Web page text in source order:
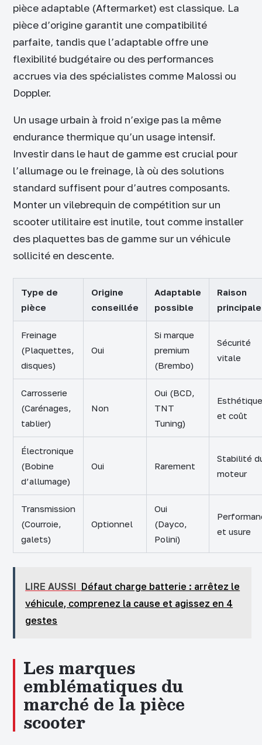
pièce adaptable (Aftermarket) est classique. La
pièce d’origine garantit une compatibilité
parfaite, tandis que l’adaptable offre une
flexibilité budgétaire ou des performances
accrues via des spécialistes comme Malossi ou
Doppler.
Un usage urbain à froid n’exige pas la même
endurance thermique qu’un usage intensif.
Investir dans le haut de gamme est crucial pour
l’allumage ou le freinage, là où des solutions
standard suffisent pour d’autres composants.
Monter un vilebrequin de compétition sur un
scooter utilitaire est inutile, tout comme installer
des plaquettes bas de gamme sur un véhicule
sollicité en descente.
Type de
pièce
Origine
conseillée
Adaptable
possible
Raison
principale
Freinage
(Plaquettes,
disques)
Oui
Si marque
premium
(Brembo)
Sécurité
vitale
Carrosserie
(Carénages,
tablier)
Non
Oui (BCD,
TNT
Tuning)
Esthétique
et coût
Électronique
(Bobine
d’allumage)
Oui Rarement
Stabilité
moteur
Transmission
(Courroie,
galets)
Optionnel
Oui
(Dayco,
Polini)
et usure
LIRE AUSSI Défaut charge batterie : arrêtez le
véhicule, comprenez la cause et agissez en 4
gestes
Les marques
emblématiques du
marché de la pièce
scooter